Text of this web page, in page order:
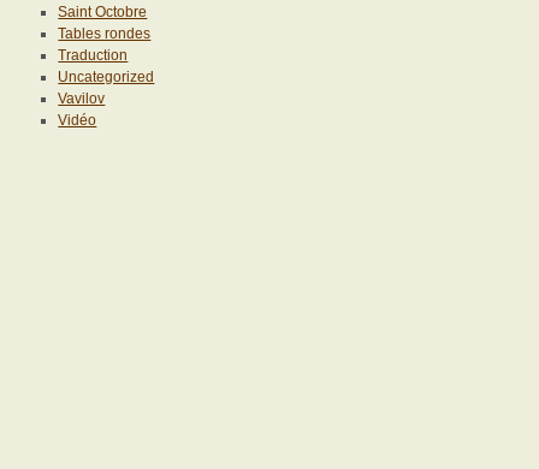
Saint Octobre
Tables rondes
Traduction
Uncategorized
Vavilov
Vidéo